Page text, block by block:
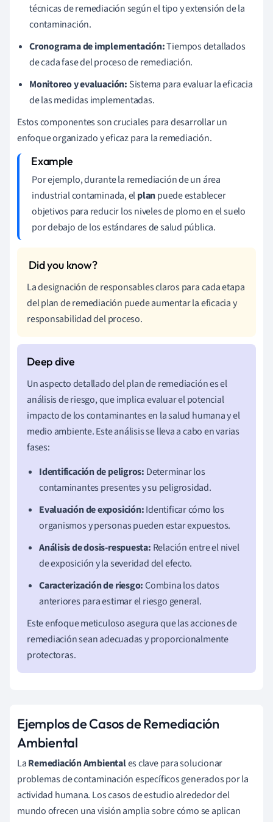
técnicas de remediación según el tipo y extensión de la
contaminación.
Cronograma de implementación:Tiempos detallados
de cada fase del proceso de remediación.
Monitoreo y evaluación: Sistema para evaluar la eficacia
de las medidas implementadas.
Estos componentes son cruciales para desarrollar un
enfoque organizado y eficaz para la remediación.
Por ejemplo, durante la remediación de un área
industrial contaminada, elplanpuede establecer
objetivos para reducir los niveles de plomo en el suelo
por debajo de los estándares de salud pública.
La designación de responsables claros para cada etapa
del plan de remediación puede aumentar la eficacia y
responsabilidad del proceso.
Un aspecto detallado del plan de remediación es el
análisis de riesgo, que implica evaluar el potencial
impacto de los contaminantes en la salud humana y el
medio ambiente. Este análisis se lleva a cabo en varias
fases:
Identificación de peligros: Determinar los
contaminantes presentes y su peligrosidad.
Evaluación de exposición:Identificar cómo los
organismos y personas pueden estar expuestos.
Análisis de dosis-respuesta: Relación entre el nivel
de exposición y la severidad del efecto.
Caracterización de riesgo:Combina los datos
anteriores para estimar el riesgo general.
Este enfoque meticuloso asegura que las acciones de
remediación sean adecuadas y proporcionalmente
protectoras.
Ejemplos de Casos de Remediación
Ambiental
LaRemediación Ambientales clave para solucionar
problemas de contaminación específicos generados por la
actividad humana. Los casos de estudio alrededor del
mundo ofrecen una visión amplia sobre cómo se aplican